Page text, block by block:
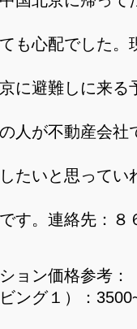
も心配でした。
に避難しに来る
人が不動産会社
たいと思ってい
す。連絡先：８
ョン価格参考：
ング１）：